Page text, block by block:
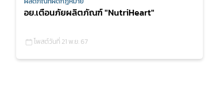
อย.เตือนภัยผลิตภัณฑ์ "NutriHeart"
โพสต์วันที่ 21 พ.ย. 67